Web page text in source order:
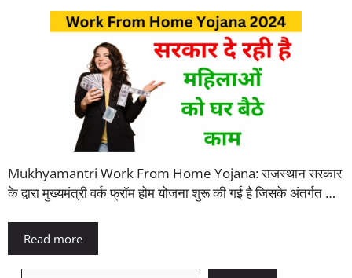
Mukhyamantri Work From Home Yojana: राजस्थान सरकार
के द्वारा मुख्यमंत्री वर्क फ्रॉम होम योजना शुरू की गई है जिसके अंतर्गत …
Read more